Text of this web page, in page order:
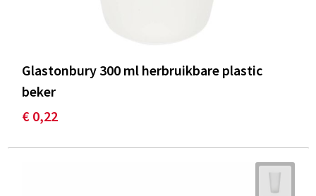
Glastonbury 300 ml herbruikbare plastic
beker
€ 0,22